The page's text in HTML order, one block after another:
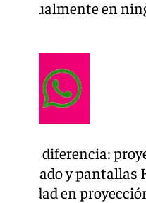
actualmente en
la diferencia:
y
calidad en